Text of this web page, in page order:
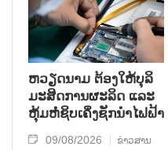
ຫວຽດນາມ ຕ້ອງໃຫ້ບຸລິ
ມະສິດການຜະລິດ ແລະ
ຫຸ້ມຫໍ່ຊິບເຄິ່ງຊັກນຳໄຟຟ້າ
09/08/2026 ຂ່າວສານ